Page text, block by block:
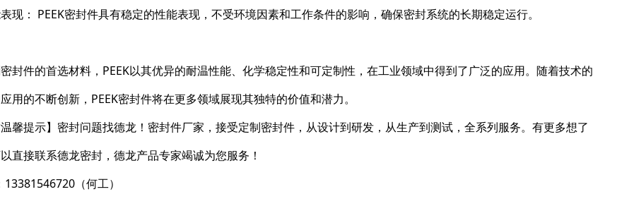
现： PEEK密封件具有稳定的性能表现，不受环境因素和工作条件的影响，确保密封系统的长期稳定运行。
封件的首选材料，PEEK以其优异的耐温性能、化学稳定性和可定制性，在工业领域中得到了广泛的应用。随着技术的
用的不断创新，PEEK密封件将在更多领域展现其独特的价值和潜力。
温馨提示】密封问题找德龙！密封件厂家，接受定制密封件，从设计到研发，从生产到测试，全系列服务。有更多想了
直接联系德龙密封，德龙产品专家竭诚为您服务！
（何工）